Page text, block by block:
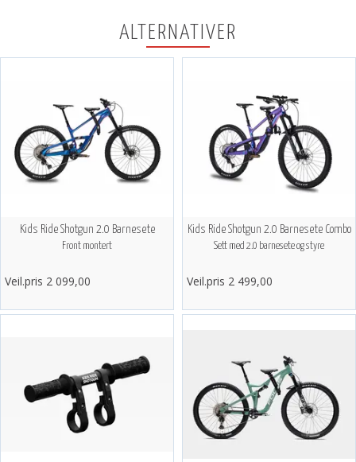
ALTERNATIVER
Kids Ride Shotgun 2.0 Barnesete
Front montert
Veil.pris 2 099,00
Kids Ride Shotgun 2.0 Barnesete Combo
Sett med 2.0 barnesete og styre
Veil.pris 2 499,00